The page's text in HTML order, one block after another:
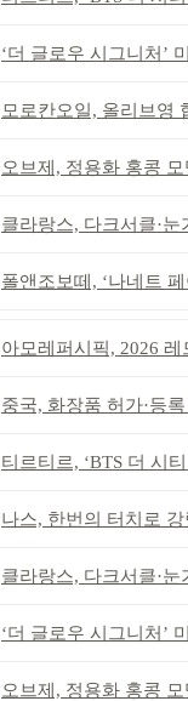
‘더 글로우 시그니처’ 미국 틱
모로칸오일, 올리브영 협업
오브제, 정용화 홍콩 모델 발
클라랑스, 다크서클·눈가 주
폴앤조보떼, ‘나네트 페이스
아모레퍼시픽, 2026 레드닷
중국, 화장품 허가·등록 대수술
티르티르, ‘BTS 더 시티
나스, 한번의 터치로
클라랑스, 다크서클·눈가 주
‘더 글로우 시그니처’ 미국 틱
오브제, 정용화 홍콩 모델 발